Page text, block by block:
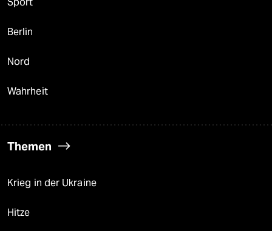
Berlin
Nord
Wahrheit
Themen
Krieg in der Ukraine
Hitze